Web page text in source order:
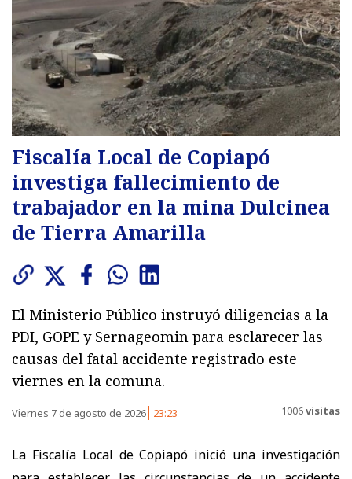
Fiscalía Local de Copiapó
investiga fallecimiento de
trabajador en la mina Dulcinea
de Tierra Amarilla
El Ministerio Público instruyó diligencias a la
PDI, GOPE y Sernageomin para esclarecer las
causas del fatal accidente registrado este
viernes en la comuna.
Viernes 7 de agosto de 2026 23:23 1006visitas
La Fiscalía Local de Copiapó inició una investigación